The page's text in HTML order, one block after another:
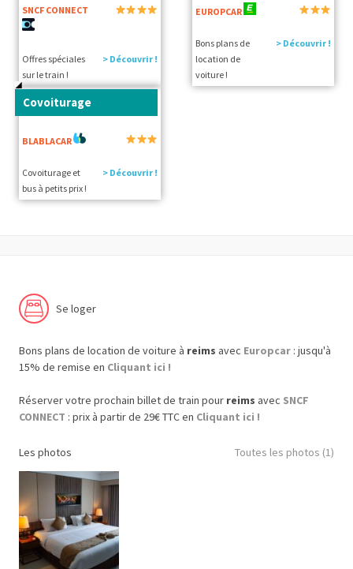
SNCF CONNECT
Offres spéciales
sur le train !
> Découvrir !
EUROPCAR
Bons plans de
location de
voiture !
> Découvrir !
Covoiturage
BLABLACAR
Covoiturage et
bus à petits prix !
> Découvrir !
Se loger
Bons plans de location de voiture à reims avec Europcar : jusqu'à
15% de remise en Cliquant ici !
Réserver votre prochain billet de train pour reims avec SNCF
CONNECT : prix à partir de 29€ TTC en Cliquant ici !
Les photos Toutes les photos (1)